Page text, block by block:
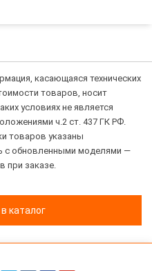
касающаяся технических
товаров, носит
условиях не является
ч.2 ст. 437 ГК РФ.
товаров указаны
с обновленными моделями —
при заказе.
каталог